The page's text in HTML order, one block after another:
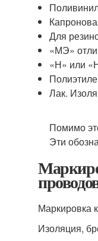
Для
«МЭ»
«Н» или
Лак.
Помимо
Эти
Маркировка
Изоляция,